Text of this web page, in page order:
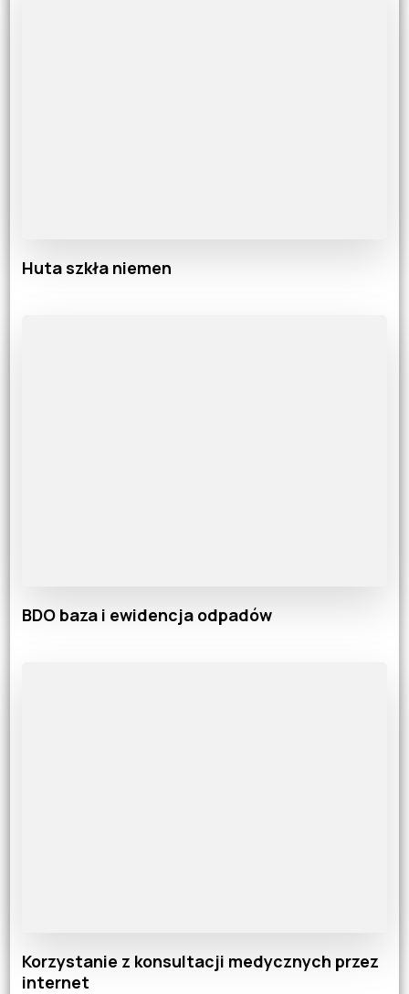
Huta szkła niemen
BDO baza i ewidencja odpadów
Korzystanie z konsultacji medycznych przez
internet